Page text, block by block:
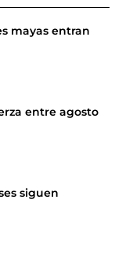
mayas entran
entre agosto
siguen